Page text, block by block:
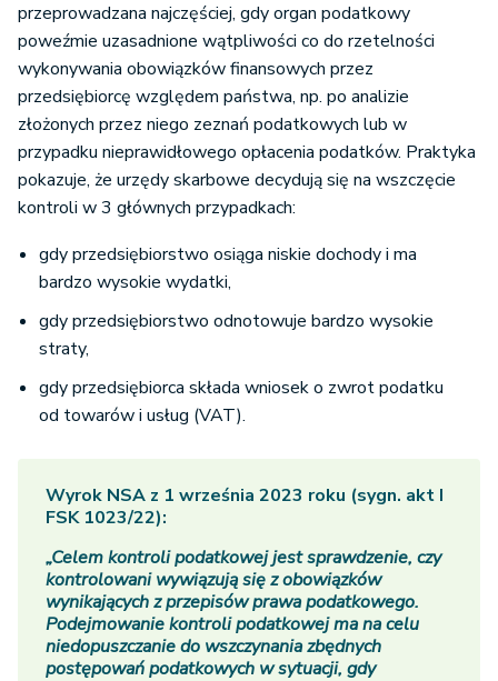
przeprowadzana najczęściej, gdy organ podatkowy
poweźmie uzasadnione wątpliwości co do rzetelności
wykonywania obowiązków finansowych przez
przedsiębiorcę względem państwa, np. po analizie
złożonych przez niego zeznań podatkowych lub w
przypadku nieprawidłowego opłacenia podatków. Praktyka
pokazuje, że urzędy skarbowe decydują się na wszczęcie
kontroli w 3 głównych przypadkach:
gdy przedsiębiorstwo osiąga niskie dochody i ma
bardzo wysokie wydatki,
gdy przedsiębiorstwo odnotowuje bardzo wysokie
straty,
gdy przedsiębiorca składa wniosek o zwrot podatku
od towarów i usług (VAT).
Wyrok NSA z 1 września 2023 roku (sygn. akt I
FSK 1023/22):
„Celem kontroli podatkowej jest sprawdzenie, czy
kontrolowani wywiązują się z obowiązków
wynikających z przepisów prawa podatkowego.
Podejmowanie kontroli podatkowej ma na celu
niedopuszczanie do wszczynania zbędnych
postępowań podatkowych w sytuacji, gdy